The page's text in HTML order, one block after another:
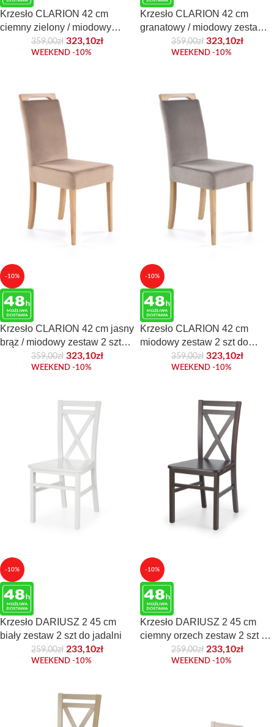
Krzesło CLARION 42 cm
ciemny zielony / miodowy
zestaw 2 szt do jadalni
359,00zł 323,10zł
WEEKEND -10%
Krzesło CLARION 42 cm
granatowy / miodowy zestaw 2
szt do jadalni
359,00zł 323,10zł
WEEKEND -10%
-10%
Krzesło CLARION 42 cm jasny
brąz / miodowy zestaw 2 szt
do jadalni359,00zł 323,10zł
WEEKEND -10%
-10%
Krzesło CLARION 42 cm
miodowy zestaw 2 szt do
359,00zł 323,10zł
WEEKEND -10%
-10%
Krzesło DARIUSZ 2 45 cm
biały zestaw 2 szt do jadalni
259,00zł 233,10zł
WEEKEND -10%
-10%
Krzesło DARIUSZ 2 45 cm
ciemny orzech zestaw 2 szt do
259,00zł 233,10zł
WEEKEND -10%